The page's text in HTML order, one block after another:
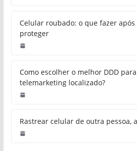
Celular roubado: o que fazer
proteger
Como escolher o melhor DDD
telemarketing localizado?
Rastrear celular de outra pessoa,